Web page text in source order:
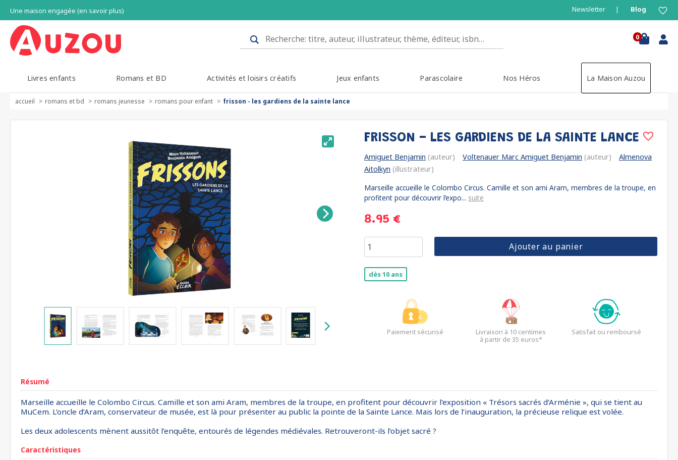
Une maison engagée (en savoir plus) Newsletter Blog
0
Livres enfants Romans et BD Activités et loisirs créatifs Jeux enfants Parascolaire Nos Héros La Maison Auzou
accueil romans et bd romans jeunesse romans pour enfant frisson - les gardiens de la sainte lance
FRISSON - LES GARDIENS DE LA SAINTE LANCE
Amiguet Benjamin (auteur) Voltenauer Marc Amiguet Benjamin (auteur)
Almenova
Aitolkyn (illustrateur)
Marseille accueille le Colombo Circus. Camille et son ami Aram, membres de la troupe, en
profitent pour découvrir l’expo... suite
8.95 €
Ajouter au panier
dès 10 ans
Paiement sécurisé
Livraison à 10 centimes
à partir de 35 euros*
Satisfait ou remboursé
Résumé
Marseille accueille le Colombo Circus. Camille et son ami Aram, membres de la troupe, en profitent pour découvrir l’exposition « Trésors sacrés d’Arménie », qui se tient au
MuCem. L’oncle d’Aram, conservateur de musée, est là pour présenter au public la pointe de la Sainte Lance. Mais lors de l’inauguration, la précieuse relique est volée.
Les deux adolescents mènent aussitôt l’enquête, entourés de légendes médiévales. Retrouveront-ils l’objet sacré ?
Caractéristiques